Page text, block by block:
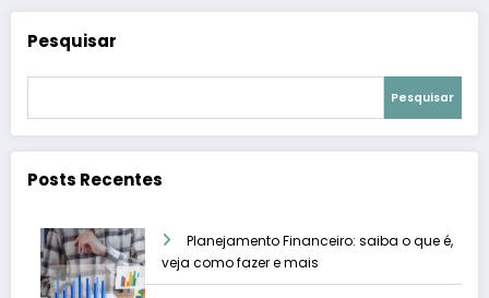
Pesquisar
Pesquisar
Posts Recentes
Planejamento Financeiro: saiba o que é,
veja como fazer e mais